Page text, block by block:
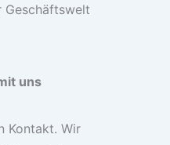
Geschäftswelt
uns
Kontakt. Wir